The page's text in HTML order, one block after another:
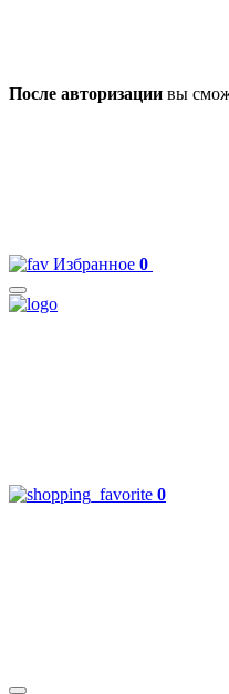
После авторизации вы
Избранное 0
0